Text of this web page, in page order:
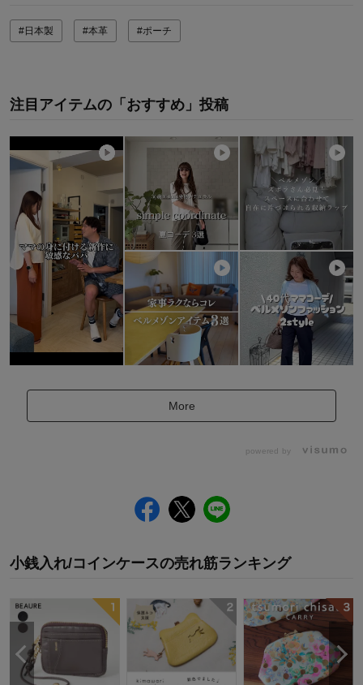
#日本製 #本革 #ポーチ
注目アイテムの「おすすめ」投稿
More
powered by
小銭入れ/コインケースの売れ筋ランキング